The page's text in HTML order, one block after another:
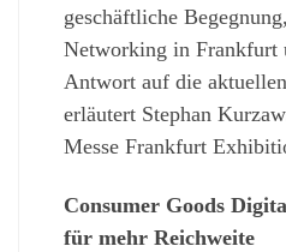
geschäftliche
Networking in Frankfurt
Antwort auf die
erläutert Stephan
Messe Frankfurt
Consumer Goods
für mehr Reichweite